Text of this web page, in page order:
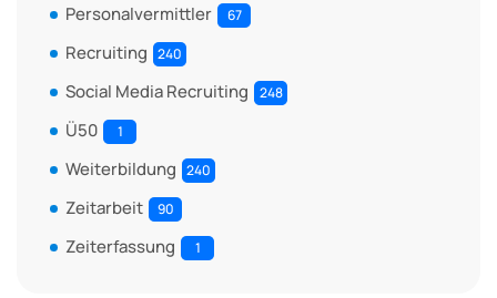
Personalvermittler 67
Recruiting 240
Social Media Recruiting 248
Ü50 1
Weiterbildung 240
Zeitarbeit 90
Zeiterfassung 1